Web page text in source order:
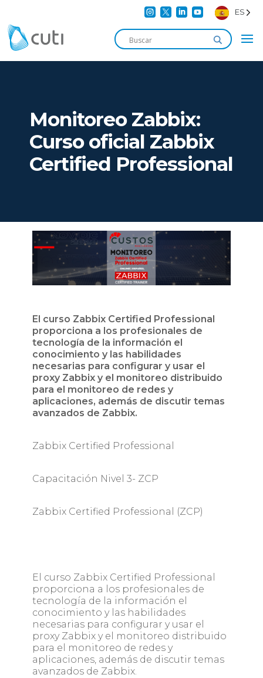
    ES
Monitoreo Zabbix:
Curso oficial Zabbix
Certified Professional
El curso Zabbix Certified Professional
proporciona a los profesionales de
tecnología de la información el
conocimiento y las habilidades
necesarias para configurar y usar el
proxy Zabbix y el monitoreo distribuido
para el monitoreo de redes y
aplicaciones, además de discutir temas
avanzados de Zabbix.
Zabbix Certified Professional
Capacitación Nivel 3- ZCP
Zabbix Certified Professional (ZCP)
El curso Zabbix Certified Professional
proporciona a los profesionales de
tecnología de la información el
conocimiento y las habilidades
necesarias para configurar y usar el
proxy Zabbix y el monitoreo distribuido
para el monitoreo de redes y
aplicaciones, además de discutir temas
avanzados de Zabbix.